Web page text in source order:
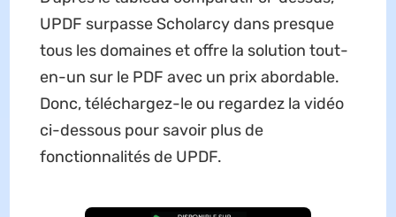
UPDF surpasse Scholarcy dans presque
tous les domaines et offre la solution tout-
en-un sur le PDF avec un prix abordable.
Donc, téléchargez-le ou regardez la vidéo
ci-dessous pour savoir plus de
fonctionnalités de UPDF.